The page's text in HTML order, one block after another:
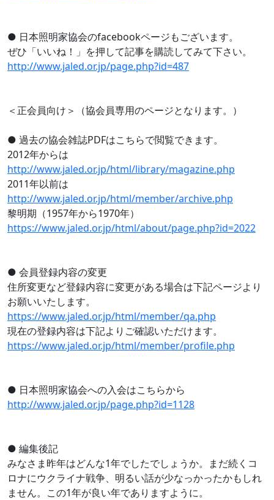
● 日本照明家協会のfacebookページもございます。
ぜひ「いいね！」を押して記事を購読してみて下さい。
http://www.jaled.or.jp/page.php?id=487
＜正会員向け＞（協会員専用のページとなります。）
● 過去の協会雑誌PDFはこちらで閲覧できます。
2012年からは
http://www.jaled.or.jp/html/library/magazine.php
2011年以前は
http://www.jaled.or.jp/html/member/archive.php
黎明期（1957年から1970年）
https://www.jaled.or.jp/html/about/page.php?id=2022
● 会員登録内容の変更
住所変更など登録内容に変更がある場合は下記ページより
お願いいたします。
https://www.jaled.or.jp/html/member/qa.php
現在の登録内容は下記よりご確認いただけます。
https://www.jaled.or.jp/html/member/profile.php
● 日本照明家協会への入会はこちらから
http://www.jaled.or.jp/page.php?id=1128
● 編集後記
みなさま昨年はどんな1年でしたでしょうか。まだ続くコ
ロナにウクライナ戦争、明るい話が少なっかったかもしれ
ません。この1年が良い年でありますように。